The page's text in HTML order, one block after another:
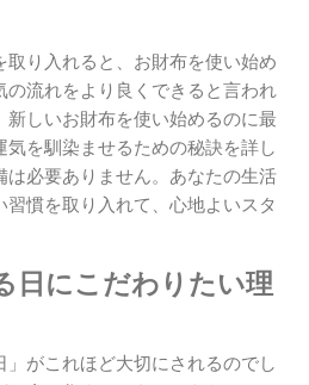
り入れると、お財布を使い始め
の流れをより良くできると言われ
新しいお財布を使い始めるのに最
を馴染ませるための秘訣を詳し
は必要ありません。あなたの生活
慣を取り入れて、心地よいスタ
日にこだわりたい理
がこれほど大切にされるのでし